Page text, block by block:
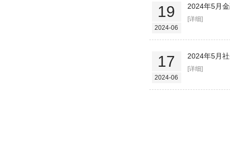
19
2024-06
2024年5月
[详细]
17
2024-06
2024年5月
[详细]